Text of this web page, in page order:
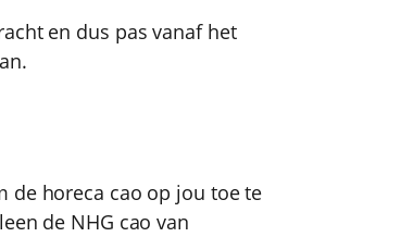
en dus pas vanaf het
de horeca cao op jou toe te
de NHG cao van